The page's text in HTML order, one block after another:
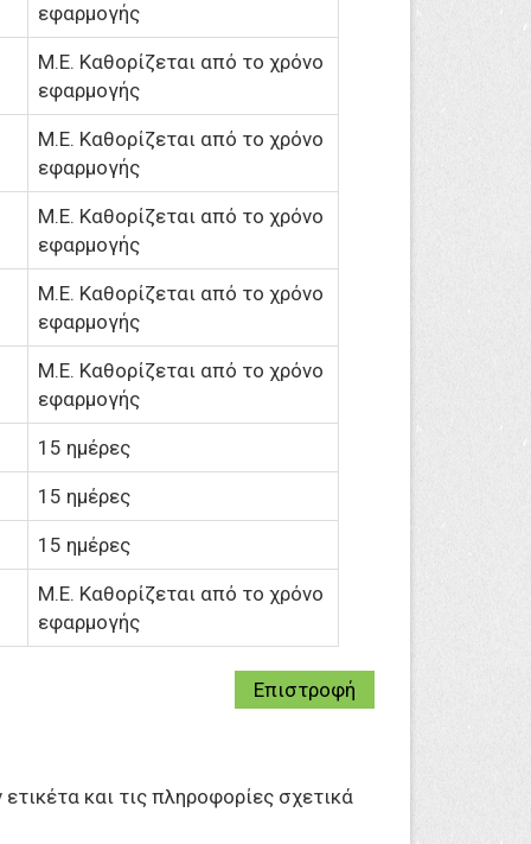
εφαρμογής
M.Ε. Καθορίζεται από το χρόνο
εφαρμογής
M.Ε. Καθορίζεται από το χρόνο
εφαρμογής
M.Ε. Καθορίζεται από το χρόνο
εφαρμογής
M.Ε. Καθορίζεται από το χρόνο
εφαρμογής
M.Ε. Καθορίζεται από το χρόνο
εφαρμογής
15 ημέρες
15 ημέρες
15 ημέρες
M.Ε. Καθορίζεται από το χρόνο
εφαρμογής
Επιστροφή
και τις πληροφορίες σχετικά